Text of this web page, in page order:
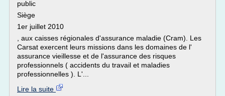
public
Siège
1er juillet 2010
, aux caisses régionales d'assurance maladie (Cram). Les
Carsat exercent leurs missions dans les domaines de l'
assurance vieillesse et de l'assurance des risques
professionnels ( accidents du travail et maladies
professionnelles ). L'...
Lire la suite